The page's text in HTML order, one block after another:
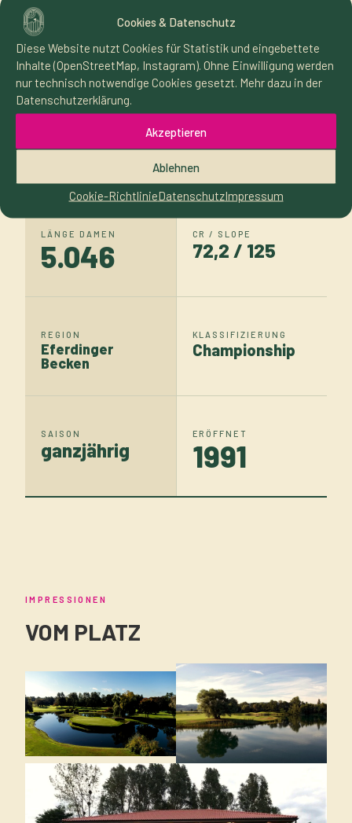
Cookies & Datenschutz
Diese Website nutzt Cookies für Statistik und eingebettete
Inhalte (OpenStreetMap, Instagram). Ohne Einwilligung werden
nur technisch notwendige Cookies gesetzt. Mehr dazu in der
Datenschutzerklärung.
Akzeptieren
Ablehnen
Cookie-RichtlinieDatenschutzImpressum
und Charakter.
18 + 9
PAR DAMEN
72
LÄNGE DAMEN
5.046
CR / SLOPE
72,2 / 125
REGION
Eferdinger
Becken
KLASSIFIZIERUNG
Championship
SAISON
ganzjährig
ERÖFFNET
1991
IMPRESSIONEN
VOM PLATZ